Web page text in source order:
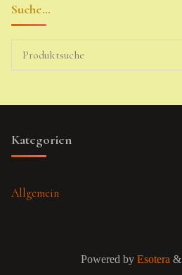
Suche…
Kategorien
Allgemein
Powered byEsotera&